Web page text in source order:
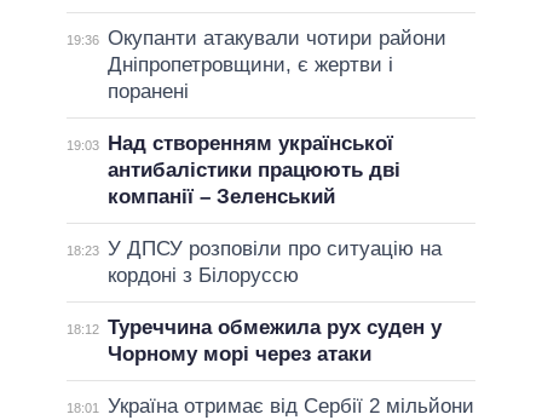
19:36 Окупанти атакували чотири райони
Дніпропетровщини, є жертви і
поранені
19:03
Над створенням української
антибалістики працюють дві
компанії – Зеленський
18:23 У ДПСУ розповіли про ситуацію на
кордоні з Білоруссю
18:12 Туреччина обмежила рух суден у
Чорному морі через атаки
18:01
Україна отримає від Сербії 2 мільйони